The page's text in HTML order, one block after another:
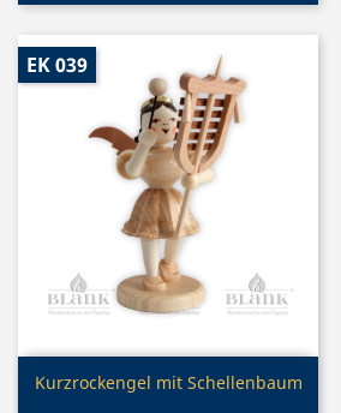
Vorschau
Kurzrockengel mit Schellenbaum
EK 039